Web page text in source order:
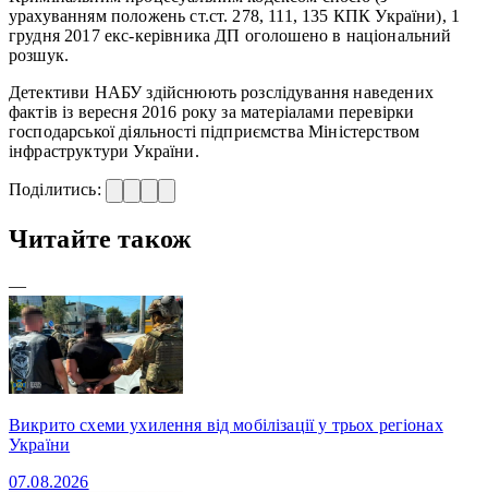
урахуванням положень ст.ст. 278, 111, 135 КПК України), 1
грудня 2017 екс-керівника ДП оголошено в національний
розшук.
Детективи НАБУ здійснюють розслідування наведених
фактів із вересня 2016 року за матеріалами перевірки
господарської діяльності підприємства Міністерством
інфраструктури України.
Поділитись:
Читайте також
—
Викрито схеми ухилення від мобілізації у трьох регіонах
України
07.08.2026